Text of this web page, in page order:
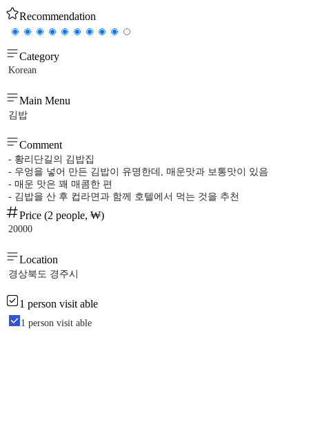
Recommendation
Category
Korean
Main Menu
김밥
Comment
- 황리단길의 김밥집
- 우엉을 넣어 만든 김밥이 유명한데, 매운맛과 보통맛이 있음
- 매운 맛은 꽤 매콤한 편
- 김밥을 산 후 컵라면과 함께 호텔에서 먹는 것을 추천
Price (2 people, ₩)
20000
Location
경상북도 경주시
1 person visit able
1 person visit able